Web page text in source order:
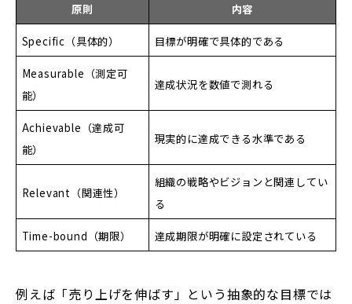
原則 内容
Specific（具体的） 目標が明確で具体的である
Measurable（測定可
能）
達成状況を数値で測れる
Achievable（達成可
能）
現実的に達成できる水準である
Relevant（関連性）
組織の戦略やビジョンと関連してい
る
Time-bound（期限） 達成期限が明確に設定されている
例えば「売り上げを伸ばす」という抽象的な目標では